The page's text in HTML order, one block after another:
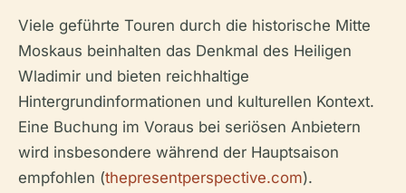
Viele geführte Touren durch die historische Mitte
Moskaus beinhalten das Denkmal des Heiligen
Wladimir und bieten reichhaltige
Hintergrundinformationen und kulturellen Kontext.
Eine Buchung im Voraus bei seriösen Anbietern
wird insbesondere während der Hauptsaison
empfohlen (thepresentperspective.com).